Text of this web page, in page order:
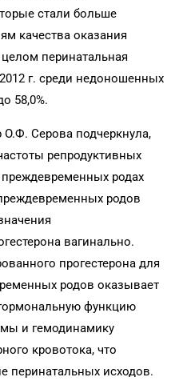
стали больше
качества оказания
перинатальная
г. среди недоношенных
58,0%.
Серова подчеркнула,
репродуктивных
родах
родов
вагинально.
прогестерона для
родов оказывает
функцию
и гемодинамику
кровотока, что
перинатальных исходов.